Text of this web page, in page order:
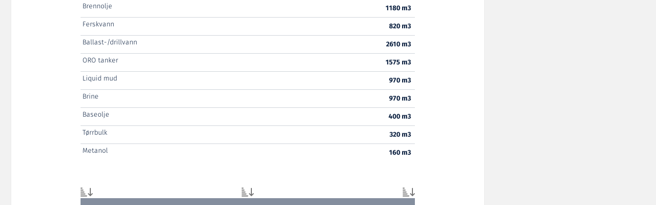
Brennolje
1180 m3
Ferskvann
820 m3
Ballast-/drillvann
2610 m3
ORO tanker
1575 m3
Liquid mud
970 m3
Brine
970 m3
Baseolje
400 m3
Tørrbulk
320 m3
Metanol
160 m3